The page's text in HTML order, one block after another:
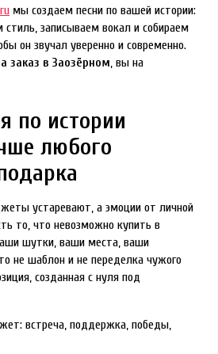
мы создаем песни по вашей истории:
записываем вокал и собираем
он звучал уверенно и современно.
заказ в Заозёрном, вы на
по истории
любого
устаревают, а эмоции от личной
то, что невозможно купить в
шутки, ваши места, ваши
не шаблон и не переделка чужого
созданная с нуля под
встреча, поддержка, победы,